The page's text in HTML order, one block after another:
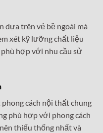
trên vẻ bề ngoài mà
xét kỹ lưỡng chất liệu
phù hợp với nhu cầu sử
cách nội thất chung
phù hợp với phong cách
thiếu thống nhất và